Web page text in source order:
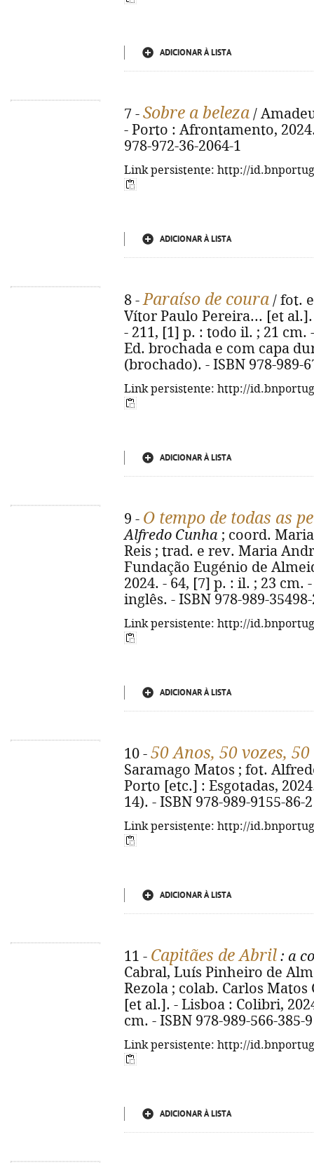
ADICIONAR À LISTA
7 - Sobre a beleza /
- Porto : Afrontamento,
978-972-36-2064-1
Link persistente: http://
ADICIONAR À LISTA
8 -Paraíso de coura / fot.
Vítor Paulo Pereira... [et
- 211, [1] p. : todo il. ; 21 cm.
Ed. brochada e com capa
(brochado). - ISBN 978-989-
Link persistente: http://
ADICIONAR À LISTA
9 - O tempo de todas as
Alfredo Cunha ; coord.
Reis ; trad. e rev. Maria
Fundação Eugénio de
2024. - 64, [7] p. : il. ; 23
inglês. - ISBN 978-989-
Link persistente: http://
ADICIONAR À LISTA
10 - 50 Anos, 50 vozes,
Saramago Matos ; fot.
Porto [etc.] : Esgotadas,
14). - ISBN 978-989-9155-86-2
Link persistente: http://
ADICIONAR À LISTA
11 - Capitães de Abril : a
Cabral, Luís Pinheiro de
Rezola ; colab. Carlos
[et al.]. - Lisboa : Colibri,
cm. - ISBN 978-989-566-385-9
Link persistente: http://
ADICIONAR À LISTA